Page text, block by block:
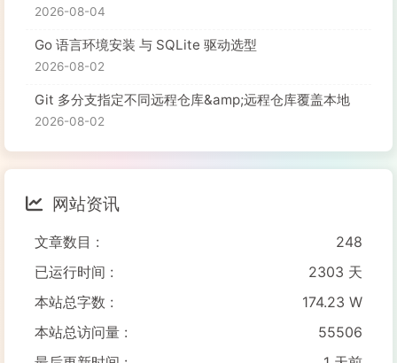
2026-08-04
Go 语言环境安装 与 SQLite 驱动选型
2026-08-02
Git 多分支指定不同远程仓库&amp;远程仓库覆盖本地
2026-08-02
网站资讯
文章数目 :
248
已运行时间 :
2303 天
本站总字数 :
174.23 W
本站总访问量 :
55506